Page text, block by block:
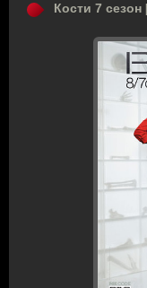
Кости 7